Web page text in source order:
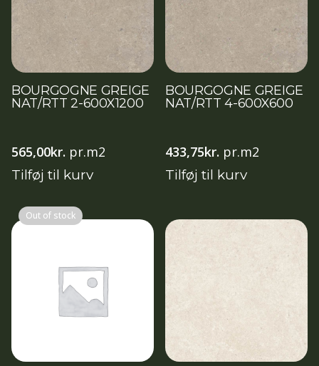
BOURGOGNE GREIGE
NAT/RTT 2-600X1200
565,00kr. pr.m2
Tilføj til kurv
BOURGOGNE GREIGE
NAT/RTT 4-600X600
433,75kr. pr.m2
Tilføj til kurv
Out of stock